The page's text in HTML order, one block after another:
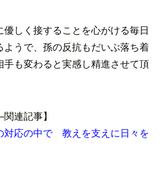
しく接することを心がける毎日
うで、孫の反抗もだいぶ落ち着
手も変わると実感し精進させて頂
連記事】
対応の中で 教えを支えに日々を